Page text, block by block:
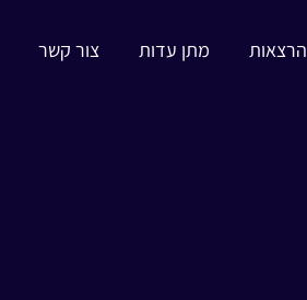
הרצאות מתן עדות צור קשר